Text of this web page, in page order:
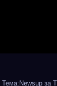
Тема:Newsup за